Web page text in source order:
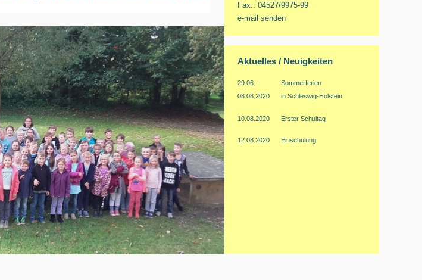
Fax.: 04527/9975-99
e-mail senden
Aktuelles / Neuigkeiten
29.06.-
08.08.2020
Sommerferien
in Schleswig-Holstein
10.08.2020 Erster Schultag
12.08.2020 Einschulung